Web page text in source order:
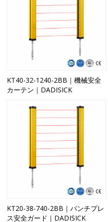
KT40-32-1240-2BB｜機械安全
カーテン｜DADISICK
KT20-38-740-2BB｜パンチプレ
ス安全ガード｜DADISICK